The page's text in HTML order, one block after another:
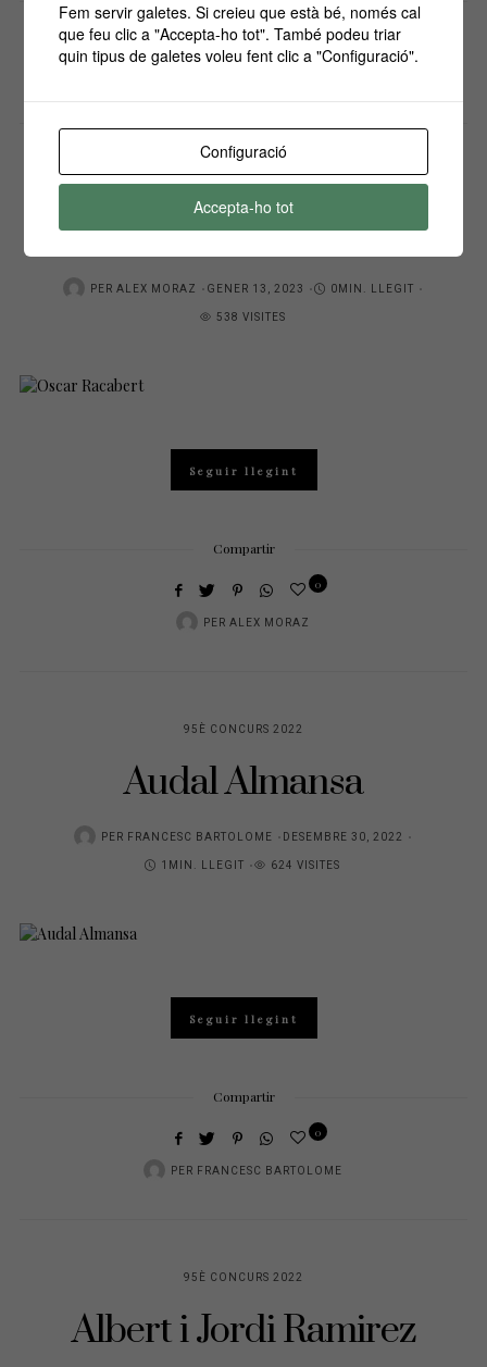
0
95È CONCURS 2022 CONCURS
Oscar Racabert
PER ALEX MORAZ
POSTED
ON
GENER 13, 2023
0MIN. LLEGIT
538 VISITES
Seguir llegint
Compartir
PER ALEX MORAZ
0
95È CONCURS 2022
Audal Almansa
PER FRANCESC BARTOLOME
POSTED
ON
DESEMBRE 30, 2022
1MIN. LLEGIT
624 VISITES
Seguir llegint
Compartir
PER FRANCESC BARTOLOME
0
95È CONCURS 2022
Albert i Jordi Ramirez
Fem servir galetes. Si creieu que està bé, només cal
que feu clic a "Accepta-ho tot". També podeu triar
quin tipus de galetes voleu fent clic a "Configuració".
Configuració
Accepta-ho tot